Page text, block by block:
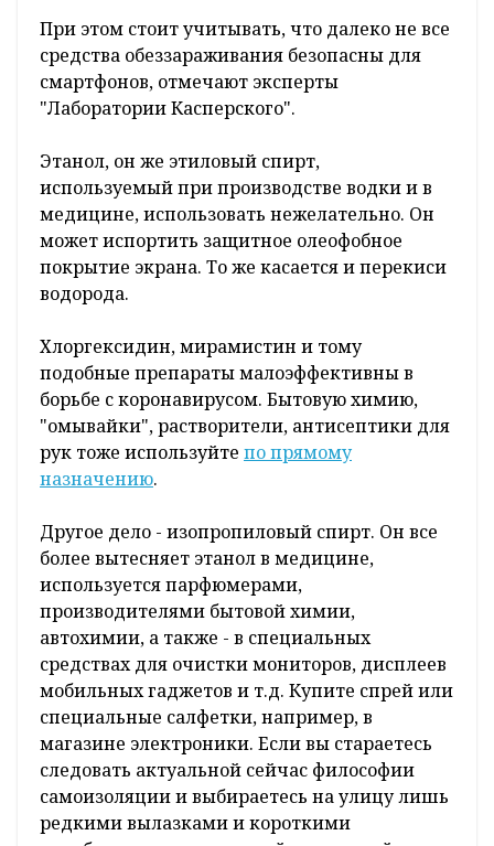
При этом стоит учитывать, что далеко не все
средства обеззараживания безопасны для
смартфонов, отмечают эксперты
"Лаборатории Касперского".
Этанол, он же этиловый спирт,
используемый при производстве водки и в
медицине, использовать нежелательно. Он
может испортить защитное олеофобное
покрытие экрана. То же касается и перекиси
водорода.
Хлоргексидин, мирамистин и тому
подобные препараты малоэффективны в
борьбе с коронавирусом. Бытовую химию,
"омывайки", растворители, антисептики для
рук тоже используйте по прямому
назначению.
Другое дело - изопропиловый спирт. Он все
более вытесняет этанол в медицине,
используется парфюмерами,
производителями бытовой химии,
автохимии, а также - в специальных
средствах для очистки мониторов, дисплеев
мобильных гаджетов и т.д. Купите спрей или
специальные салфетки, например, в
магазине электроники. Если вы стараетесь
следовать актуальной сейчас философии
самоизоляции и выбираетесь на улицу лишь
редкими вылазками и короткими